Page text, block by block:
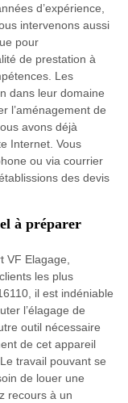
d’expérience,
intervenons aussi
pour
de prestation à
Les
dans leur domaine
l’aménagement de
avons déjà
Internet. Vous
ou via courrier
des devis
à préparer
VF Elagage,
les plus
il est indéniable
l’élagage de
outil nécessaire
de cet appareil
travail pouvant se
de louer une
recours à un